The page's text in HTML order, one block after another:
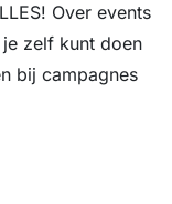
Over events
zelf kunt doen
bij campagnes